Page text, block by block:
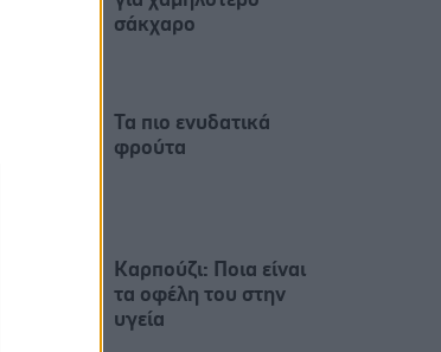
σάκχαρο
Τα πιο ενυδατικά
φρούτα
Καρπούζι: Ποια είναι
τα οφέλη του στην
υγεία